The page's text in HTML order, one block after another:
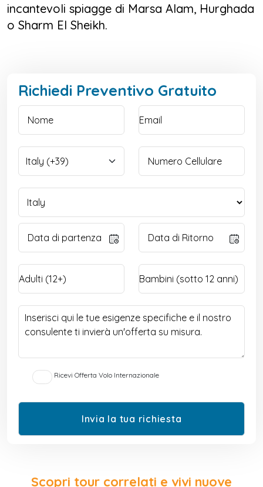
incantevoli spiagge di Marsa Alam, Hurghada
o Sharm El Sheikh.
Richiedi Preventivo Gratuito
Ricevi Offerta Volo Internazionale
Scopri tour correlati e vivi nuove